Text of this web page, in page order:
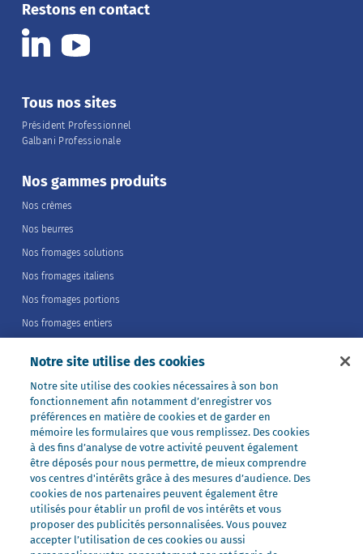
Restons en contact
Tous nos sites
Président Professionnel
Galbani Professionale
Nos gammes produits
Nos crèmes
Nos beurres
Nos fromages solutions
Nos fromages italiens
Nos fromages portions
Nos fromages entiers
Nos laits
Nos marques
Président Professionnel
Galbani Professionale
Lactel Professionnel
Société Professionnel
Salakis Professionnel
Notre site utilise des cookies
Notre site utilise des cookies nécessaires à son bon
fonctionnement afin notamment d’enregistrer vos
préférences en matière de cookies et de garder en
mémoire les formulaires que vous remplissez. Des cookies
à des fins d’analyse de votre activité peuvent également
être déposés pour nous permettre, de mieux comprendre
vos centres d'intérêts grâce à des mesures d’audience. Des
cookies de nos partenaires peuvent également être
utilisés pour établir un profil de vos intérêts et vous
proposer des publicités personnalisées. Vous pouvez
accepter l’utilisation de ces cookies ou aussi